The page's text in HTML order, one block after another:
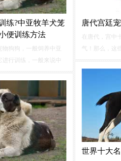
练?中亚牧羊犬笼
便训练方法
狗狗，一般饲养中亚
行训练，一般来说中
怎么训练中亚牧羊犬
看。中亚牧羊犬笼内
唐代宫廷
在唐代，宫中
气！那么，这
备。唐制规定
产为主，且对
上下，无过五
世界十大